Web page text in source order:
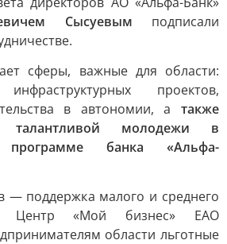
Сысуевым подписали
сферы, важные для области:
проектов,
в автономии, а также
талантливой молодежи в
программе банка «Альфа-
— поддержка малого и среднего
Центр «Мой бизнес» ЕАО
области льготные